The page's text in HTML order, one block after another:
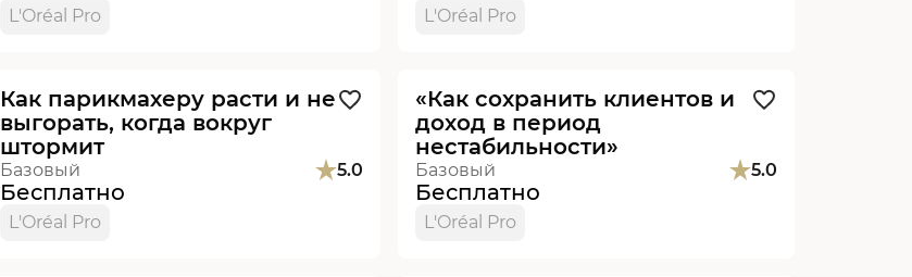
L'Oréal Pro L'Oréal Pro
Как парикмахеру расти и не
выгорать, когда вокруг
штормит
Базовый 5.0
Бесплатно
L'Oréal Pro
«Как сохранить клиентов и
доход в период
нестабильности»
Базовый 5.0
Бесплатно
L'Oréal Pro